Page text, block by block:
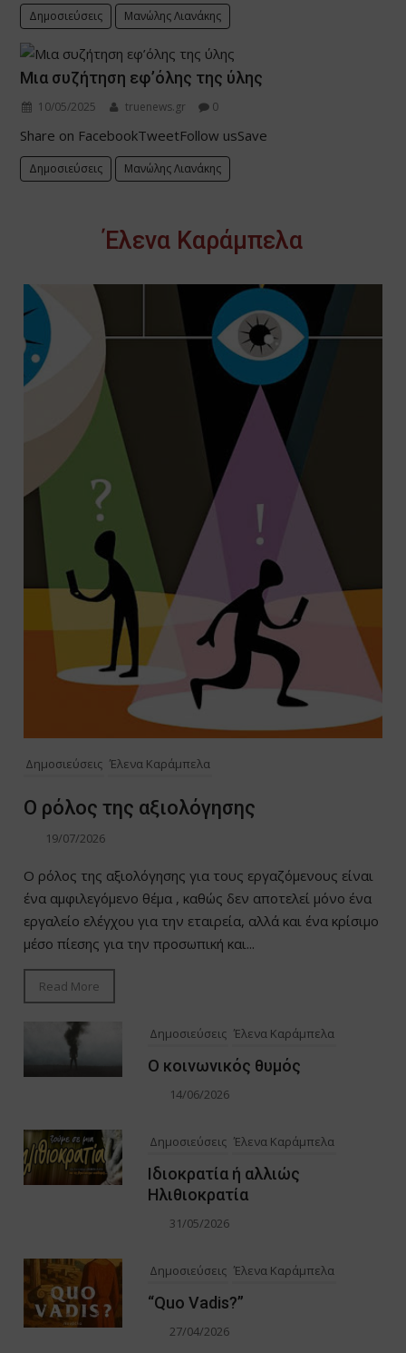
Δημοσιεύσεις Μανώλης Λιανάκης
Μια συζήτηση εφ’όλης της ύλης
10/05/2025 truenews.gr 0
Share on FacebookTweetFollow usSave
Δημοσιεύσεις Μανώλης Λιανάκης
Έλενα Καράμπελα
Δημοσιεύσεις Έλενα Καράμπελα
Ο ρόλος της αξιολόγησης
19/07/2026
Ο ρόλος της αξιολόγησης για τους εργαζόμενους είναι
ένα αμφιλεγόμενο θέμα , καθώς δεν αποτελεί μόνο ένα
εργαλείο ελέγχου για την εταιρεία, αλλά και ένα κρίσιμο
μέσο πίεσης για την προσωπική και...
Read More
Δημοσιεύσεις Έλενα Καράμπελα
Ο κοινωνικός θυμός
14/06/2026
Δημοσιεύσεις Έλενα Καράμπελα
Ιδιοκρατία ή αλλιώς
Ηλιθιοκρατία
31/05/2026
Δημοσιεύσεις Έλενα Καράμπελα
“Quo Vadis?”
27/04/2026